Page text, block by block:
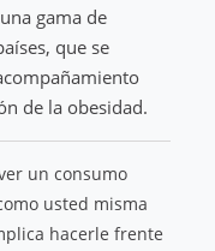
gama de
que se
de la obesidad.
un consumo
usted misma
hacerle frente